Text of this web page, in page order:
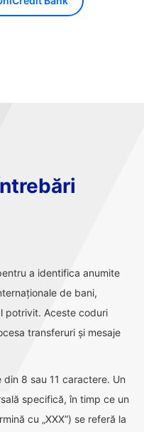
a identifica anumite
de bani,
potrivit. Aceste coduri
transferuri și mesaje
8 sau 11 caractere. Un
specifică, în timp ce un
cu „XXX”) se referă la